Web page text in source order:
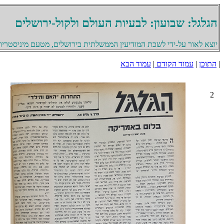
הגלגל: שבועון: לבעיות העולם ולקול-ירושלים
יוצא לאור על-ידי לשכת המודיעין הממשלתית בירושלים, מטעם
| התוכן | עמוד הקודם | עמוד הבא
2